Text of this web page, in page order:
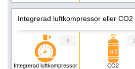
60 liter
Integrerad luftkompressor eller CO2
Integrerad luftkompressor
8
CO2